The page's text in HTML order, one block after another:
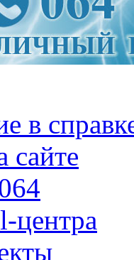
в
сайте
центра